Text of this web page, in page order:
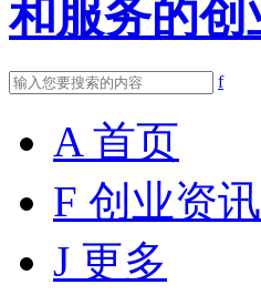
f
A 首页
F 创业资讯
J 更多